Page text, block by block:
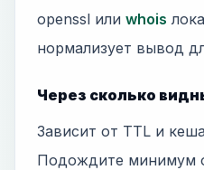
openssl или whois
нормализует вывод
Через сколько
Зависит от TTL и
Подождите минимум